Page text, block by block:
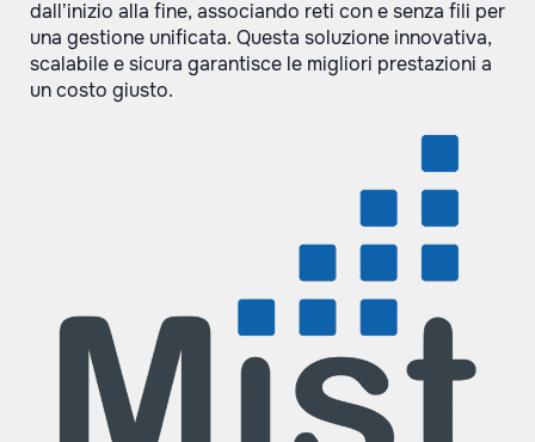
dall’inizio alla fine, associando reti con e senza fili per
una gestione unificata. Questa soluzione innovativa,
scalabile e sicura garantisce le migliori prestazioni a
un costo giusto.